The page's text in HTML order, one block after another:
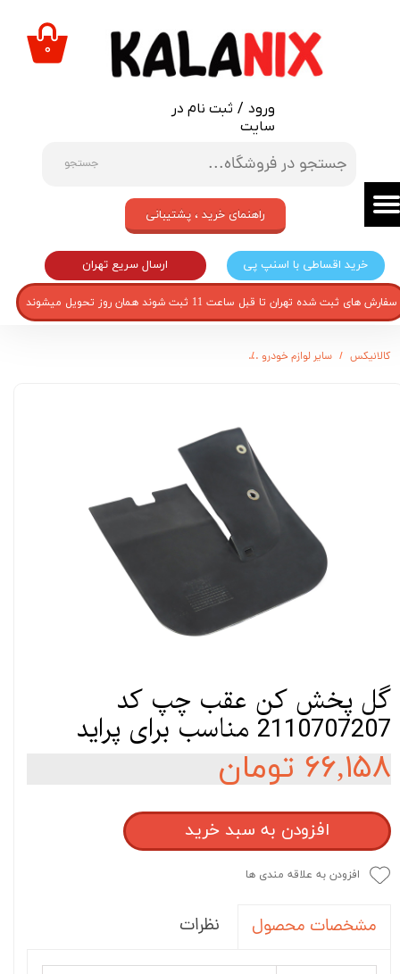
جستجو
ورود / ثبت نام در
سایت
حساب کاربری من
تغییر گذر واژه
خروج از حساب کاربری
۰
خرید اقساطی با اسنپ پی ارسال سریع تهران
راهنمای خرید ، پشتیبانی
سفارش های ثبت شده تهران تا قبل ساعت 11 ثبت شوند همان روز تحویل میشوند
کالانیکس سایر لوازم خودرو
گل پخش كن عقب چپ کد
2110707207 مناسب برای پراید
۶۶,۱۵۸ تومان
افزودن به سبد خرید
افزودن به علاقه مندی ها
مشخصات محصول نظرات